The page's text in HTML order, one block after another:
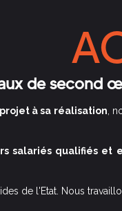
de second
à sa réalisation ,
salariés qualifiés et
de l'Etat. Nous